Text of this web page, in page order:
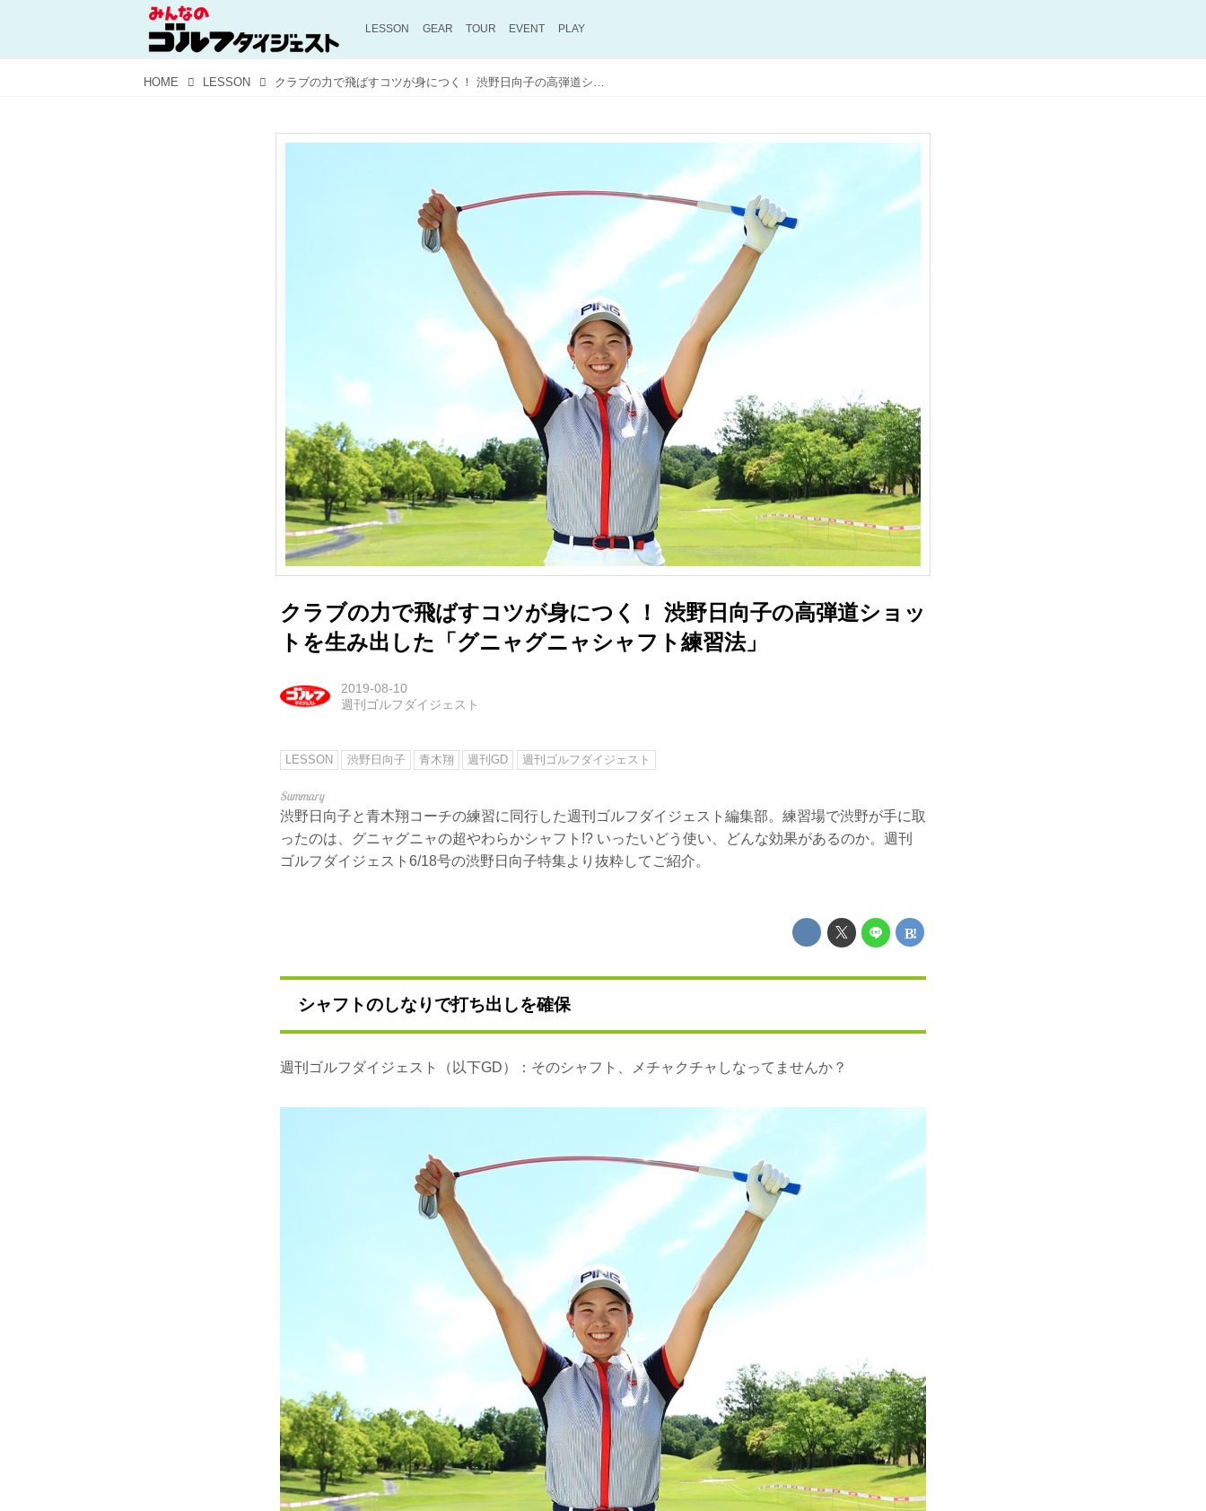
LESSON GEAR TOUR EVENT PLAY
HOME LESSON クラブの力で飛ばすコツが身につく！ 渋野日向子の高弾道ショットを生み出した「グニャグニャシャフト練習法」
クラブの力で飛ばすコツが身につく！ 渋野日向子の高弾道ショッ
トを生み出した「グニャグニャシャフト練習法」
2019-08-10
週刊ゴルフダイジェスト
LESSON 渋野日向子 青木翔 週刊GD 週刊ゴルフダイジェスト
渋野日向子と青木翔コーチの練習に同行した週刊ゴルフダイジェスト編集部。練習場で渋野が手に取
ったのは、グニャグニャの超やわらかシャフト!? いったいどう使い、どんな効果があるのか。週刊
ゴルフダイジェスト6/18号の渋野日向子特集より抜粋してご紹介。
シャフトのしなりで打ち出しを確保
週刊ゴルフダイジェスト（以下GD）：そのシャフト、メチャクチャしなってませんか？